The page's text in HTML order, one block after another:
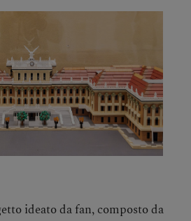
ideato da fan, composto da